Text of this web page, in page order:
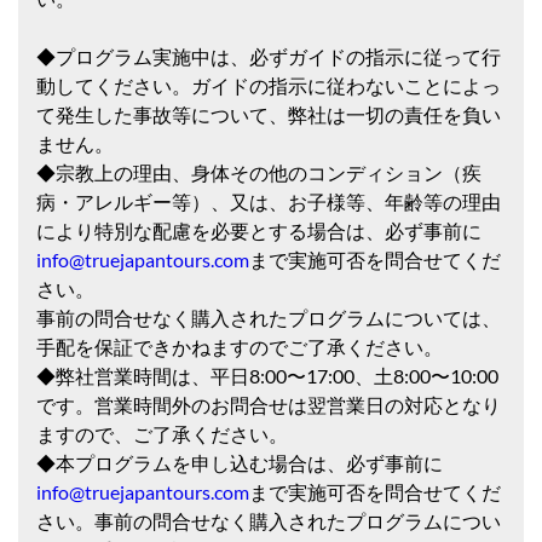
◆プログラム実施中は、必ずガイドの指示に従って行
動してください。ガイドの指示に従わないことによっ
て発生した事故等について、弊社は一切の責任を負い
ません。
◆宗教上の理由、身体その他のコンディション（疾
病・アレルギー等）、又は、お子様等、年齢等の理由
により特別な配慮を必要とする場合は、必ず事前に
info@truejapantours.comまで実施可否を問合せてくだ
さい。
事前の問合せなく購入されたプログラムについては、
手配を保証できかねますのでご了承ください。
◆弊社営業時間は、平日8:00〜17:00、土8:00〜10:00
です。営業時間外のお問合せは翌営業日の対応となり
ますので、ご了承ください。
◆本プログラムを申し込む場合は、必ず事前に
info@truejapantours.comまで実施可否を問合せてくだ
さい。事前の問合せなく購入されたプログラムについ